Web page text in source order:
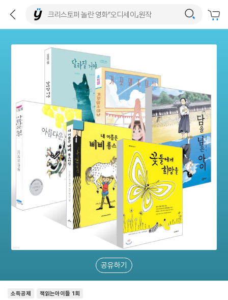
공유하기
소득공제 책읽는아이들 1회